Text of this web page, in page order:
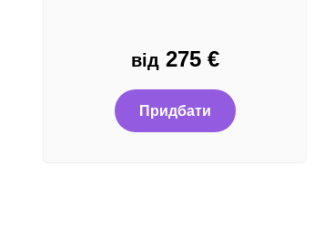
від 275 €
Придбати